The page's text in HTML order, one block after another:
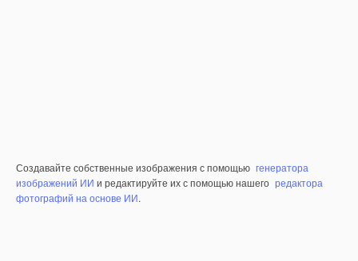
Создавайте собственные изображения с помощью генератора
изображений ИИ и редактируйте их с помощью нашего редактора
фотографий на основе ИИ.